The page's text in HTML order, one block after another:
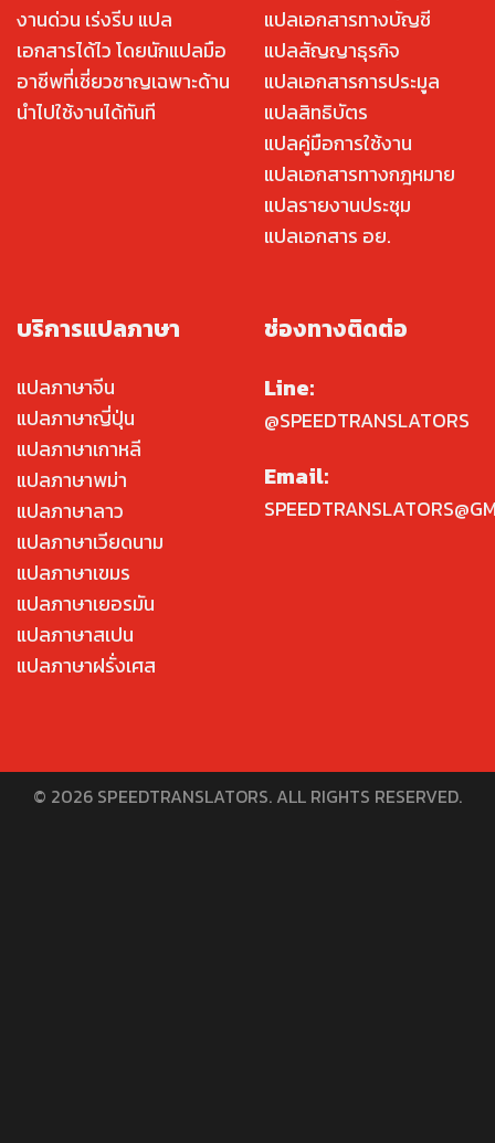
งานด่วน เร่งรีบ แปล
เอกสารได้ไว โดยนักแปลมือ
อาชีพที่เชี่ยวชาญเฉพาะด้าน
นำไปใช้งานได้ทันที
แปลเอกสารทางบัญชี
แปลสัญญาธุรกิจ
แปลเอกสารการประมูล
แปลสิทธิบัตร
แปลคู่มือการใช้งาน
แปลเอกสารทางกฎหมาย
แปลรายงานประชุม
แปลเอกสาร อย.
บริการแปลภาษา
แปลภาษาจีน
แปลภาษาญี่ปุ่น
แปลภาษาเกาหลี
แปลภาษาพม่า
แปลภาษาลาว
แปลภาษาเวียดนาม
แปลภาษาเขมร
แปลภาษาเยอรมัน
แปลภาษาสเปน
แปลภาษาฝรั่งเศส
ช่องทางติดต่อ
Line:
@SPEEDTRANSLATORS
Email:
© 2026 SPEEDTRANSLATORS. ALL RIGHTS RESERVED.